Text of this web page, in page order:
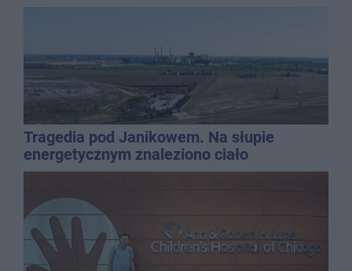
Tragedia pod Janikowem. Na słupie
energetycznym znaleziono ciało
mężczyzny